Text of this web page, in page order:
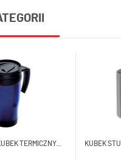
TERMICZNY... KUBEK